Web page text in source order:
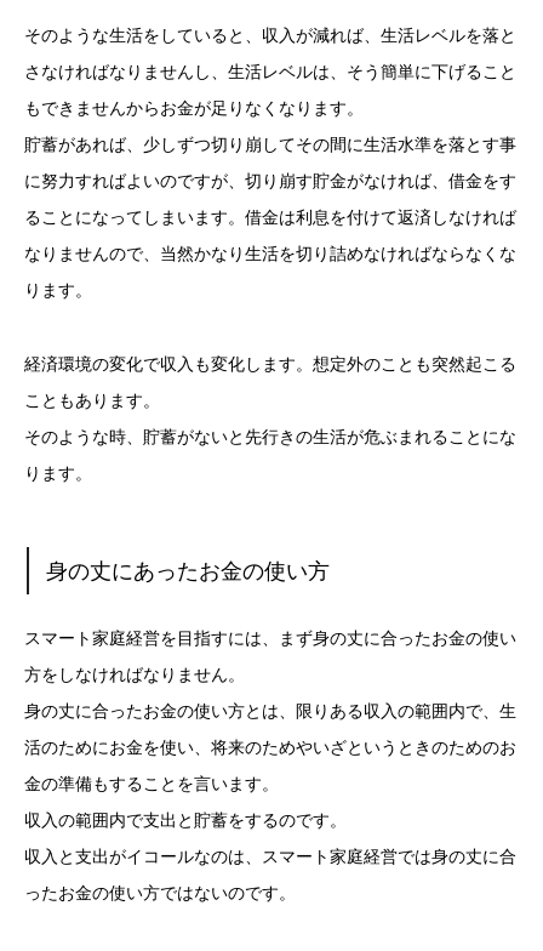
そのような生活をしていると、収入が減れば、生活レベルを落と
さなければなりませんし、生活レベルは、そう簡単に下げること
もできませんからお金が足りなくなります。
貯蓄があれば、少しずつ切り崩してその間に生活水準を落とす事
に努力すればよいのですが、切り崩す貯金がなければ、借金をす
ることになってしまいます。借金は利息を付けて返済しなければ
なりませんので、当然かなり生活を切り詰めなければならなくな
ります。
経済環境の変化で収入も変化します。想定外のことも突然起こる
こともあります。
そのような時、貯蓄がないと先行きの生活が危ぶまれることにな
ります。
身の丈にあったお金の使い方
スマート家庭経営を目指すには、まず身の丈に合ったお金の使い
方をしなければなりません。
身の丈に合ったお金の使い方とは、限りある収入の範囲内で、生
活のためにお金を使い、将来のためやいざというときのためのお
金の準備もすることを言います。
収入の範囲内で支出と貯蓄をするのです。
収入と支出がイコールなのは、スマート家庭経営では身の丈に合
ったお金の使い方ではないのです。